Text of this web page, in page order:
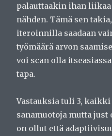
palauttaakin ihan
nähden. Tämä sen
iteroinnilla saadaan
työmäärä arvon
voi scan olla
tapa.
Vastauksia tuli 3,
sanamuotoja mutta
on ollut että